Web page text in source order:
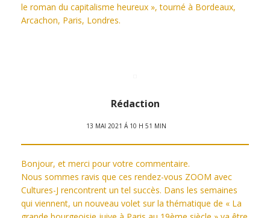
le roman du capitalisme heureux », tourné à Bordeaux,
Arcachon, Paris, Londres.
Rédaction
13 MAI 2021 Á 10 H 51 MIN
Bonjour, et merci pour votre commentaire.
Nous sommes ravis que ces rendez-vous ZOOM avec
Cultures-J rencontrent un tel succès. Dans les semaines
qui viennent, un nouveau volet sur la thématique de « La